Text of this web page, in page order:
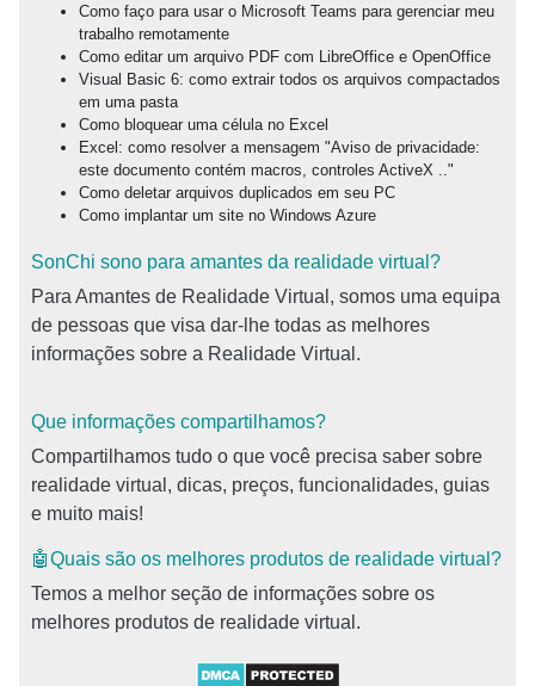
Como faço para usar o Microsoft Teams para gerenciar meu
trabalho remotamente
Como editar um arquivo PDF com LibreOffice e OpenOffice
Visual Basic 6: como extrair todos os arquivos compactados
em uma pasta
Como bloquear uma célula no Excel
Excel: como resolver a mensagem "Aviso de privacidade:
este documento contém macros, controles ActiveX .."
Como deletar arquivos duplicados em seu PC
Como implantar um site no Windows Azure
SonChi sono para amantes da realidade virtual?
Para Amantes de Realidade Virtual, somos uma equipa
de pessoas que visa dar-lhe todas as melhores
informações sobre a Realidade Virtual.
Que informações compartilhamos?
Compartilhamos tudo o que você precisa saber sobre
realidade virtual, dicas, preços, funcionalidades, guias
e muito mais!
🤖Quais são os melhores produtos de realidade virtual?
Temos a melhor seção de informações sobre os
melhores produtos de realidade virtual.